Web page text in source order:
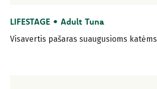
LIFESTAGE • Adult Tuna
Visavertis pašaras suaugusioms katėms